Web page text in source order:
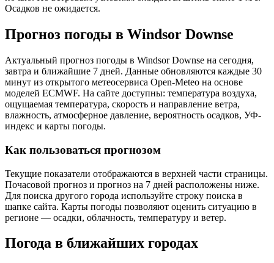
Осадков не ожидается.
Прогноз погоды в Windsor Downsе
Актуальный прогноз погоды в Windsor Downsе на сегодня,
завтра и ближайшие 7 дней. Данные обновляются каждые 30
минут из открытого метеосервиса Open-Meteo на основе
моделей ECMWF. На сайте доступны: температура воздуха,
ощущаемая температура, скорость и направление ветра,
влажность, атмосферное давление, вероятность осадков, УФ-
индекс и карты погоды.
Как пользоваться прогнозом
Текущие показатели отображаются в верхней части страницы.
Почасовой прогноз и прогноз на 7 дней расположены ниже.
Для поиска другого города используйте строку поиска в
шапке сайта. Карты погоды позволяют оценить ситуацию в
регионе — осадки, облачность, температуру и ветер.
Погода в ближайших городах